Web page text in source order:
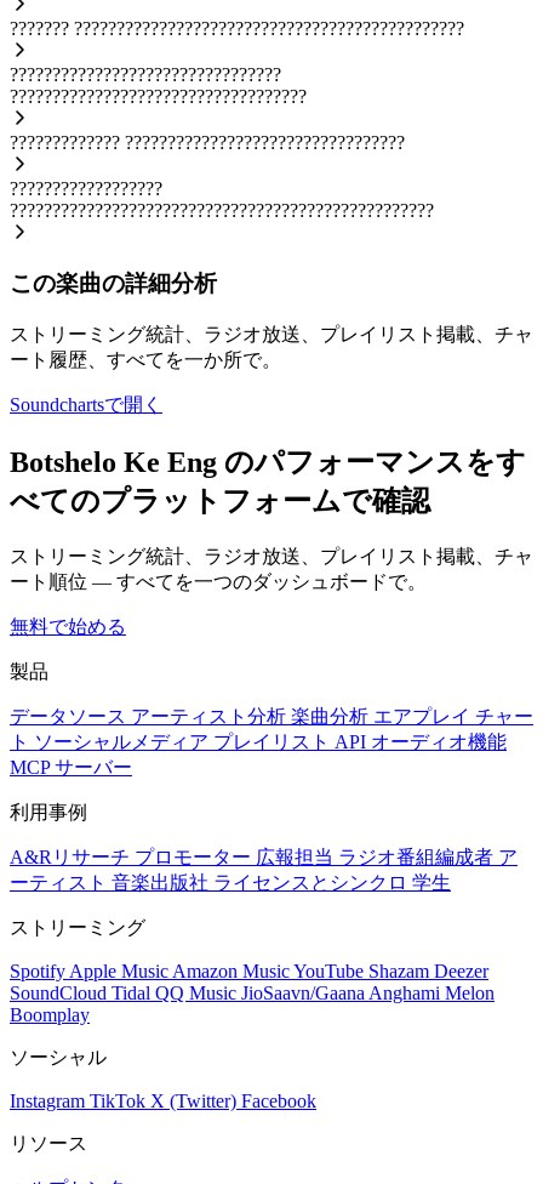
??????? ??????????????????????????????????????????????
????????????????????????????????
???????????????????????????????????
????????????? ?????????????????????????????????
??????????????????
??????????????????????????????????????????????????
この楽曲の詳細分析
ストリーミング統計、ラジオ放送、プレイリスト掲載、チャ
ート履歴、すべてを一か所で。
Soundchartsで開く
Botshelo Ke Eng のパフォーマンスをす
べてのプラットフォームで確認
ストリーミング統計、ラジオ放送、プレイリスト掲載、チャ
ート順位 — すべてを一つのダッシュボードで。
無料で始める
製品
データソース アーティスト分析 楽曲分析 エアプレイ チャー
ト ソーシャルメディア プレイリスト API オーディオ機能
MCP サーバー
利用事例
A&Rリサーチ プロモーター 広報担当 ラジオ番組編成者 ア
ーティスト 音楽出版社 ライセンスとシンクロ 学生
ストリーミング
Spotify Apple Music Amazon MusicYouTube Shazam Deezer
SoundCloud Tidal QQ Music JioSaavn/Gaana Anghami Melon
Boomplay
ソーシャル
Instagram TikTok X (Twitter) Facebook
リソース